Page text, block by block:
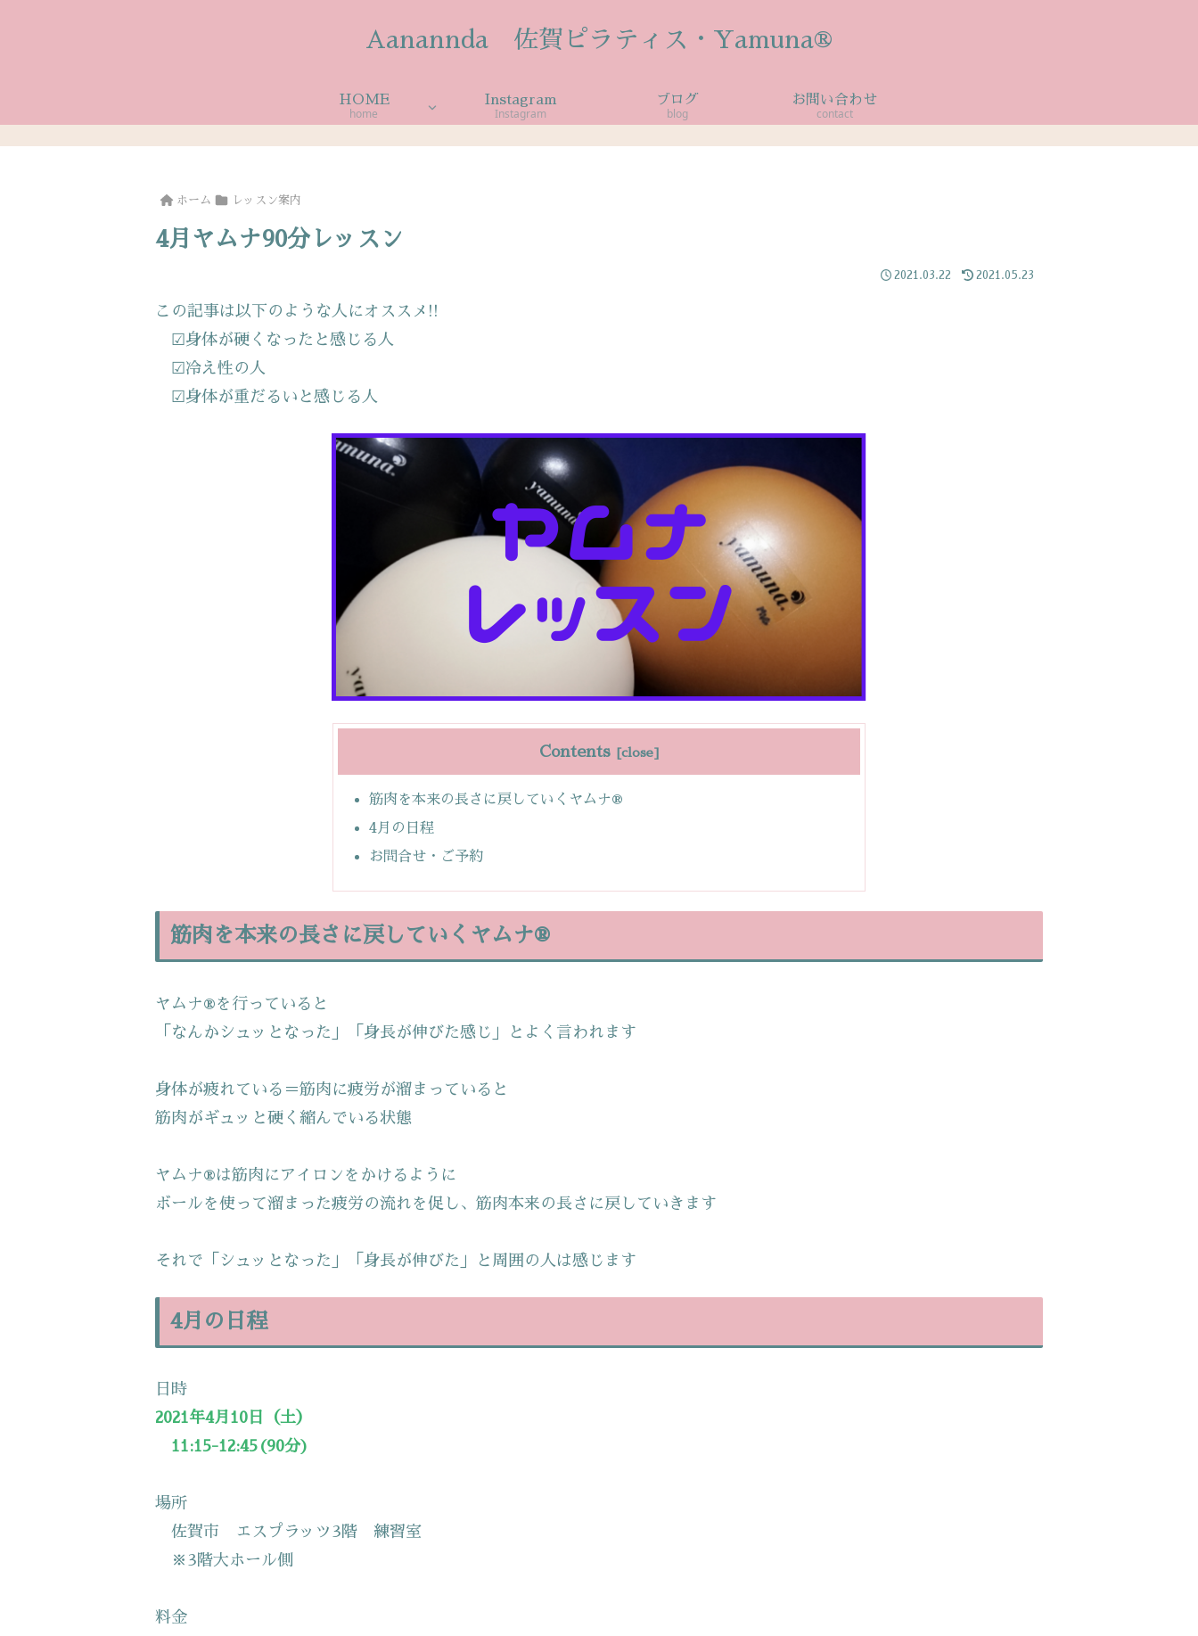
Aanannda 佐賀ピラティス・Yamuna®
HOME
home
Instagram
Instagram
ブログ
blog
お問い合わせ
contact
ホーム レッスン案内
4月ヤムナ90分レッスン
2021.03.22 2021.05.23
この記事は以下のような人にオススメ!!
☑身体が硬くなったと感じる人
☑冷え性の人
☑身体が重だるいと感じる人
Contents
筋肉を本来の長さに戻していくヤムナ®
4月の日程
お問合せ・ご予約
筋肉を本来の長さに戻していくヤムナ®
ヤムナ®を行っていると
「なんかシュッとなった」「身長が伸びた感じ」とよく言われます
身体が疲れている＝筋肉に疲労が溜まっていると
筋肉がギュッと硬く縮んでいる状態
ヤムナ®は筋肉にアイロンをかけるように
ボールを使って溜まった疲労の流れを促し、筋肉本来の長さに戻していきます
それで「シュッとなった」「身長が伸びた」と周囲の人は感じます
4月の日程
日時
2021年4月10日（土）
11:15-12:45(90分)
場所
佐賀市 エスプラッツ3階 練習室
※3階大ホール側
料金